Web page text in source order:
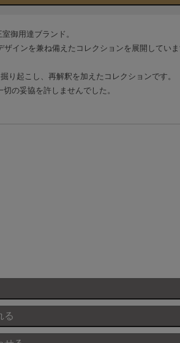
御用達ブランド。
インを兼ね備えたコレクションを展開していま
り起こし、再解釈を加えたコレクションです。
の妥協を許しませんでした。